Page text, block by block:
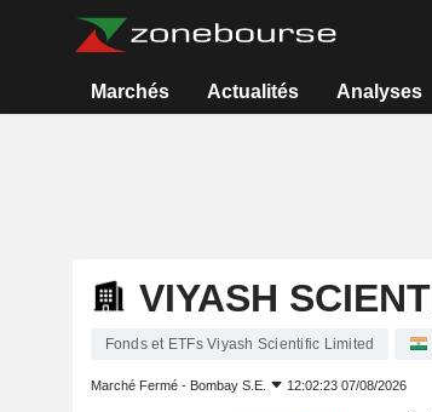
Marchés Actualités Analyses
VIYASH
Fonds et ETFs Viyash Scientific Limited
Marché Fermé - Bombay S.E. 12:02:23 07/08/2026